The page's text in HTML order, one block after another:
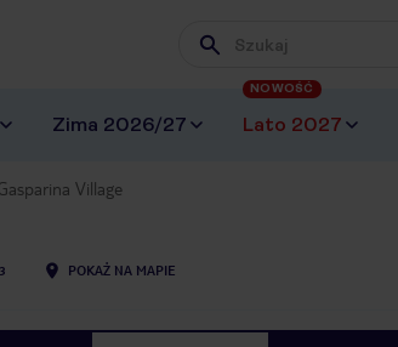
Wpisz frazę, której
Zima 2026/27 Lato 2027
NOWOŚĆ
Village
POKAŻ NA MAPIE